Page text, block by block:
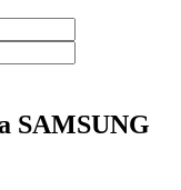
SAMSUNG